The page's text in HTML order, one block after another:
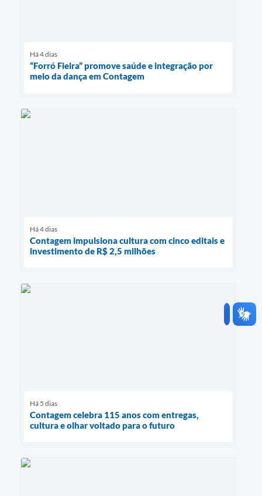
Há 4 dias
“Forró Fieira” promove saúde e integração por
meio da dança em Contagem
Há 4 dias
Contagem impulsiona cultura com cinco editais e
investimento de R$ 2,5 milhões
Há 5 dias
Contagem celebra 115 anos com entregas,
cultura e olhar voltado para o futuro